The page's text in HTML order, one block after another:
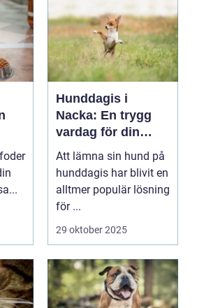
Hunddagis i
Nacka: En trygg
vardag för din
fyrbenta vän
Att lämna sin hund på
hunddagis har blivit en
alltmer populär lösning
för ...
29 oktober 2025